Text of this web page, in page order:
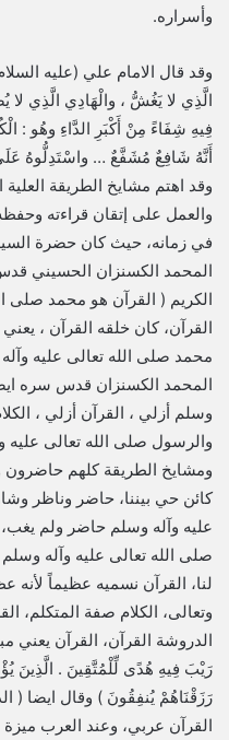
وأسراره.
وقد قال الامام علي (عليه
الَّذِي لا يَغُشُّ ، والْهَادِي الَّذِي
فِيهِ شِفَاءً مِنْ أَكْبَرِ الدَّاءِ وهُو :
أَنَّهُ شَافِعٌ مُشَفَّعٌ … واسْتَدِلُّوهُ
وقد اهتم مشايخ الطريقة العلية
والعمل على إتقان قراءته
في زمانه، حيث كان حضرة
المحمد الكسنزان الحسيني
الكريم ( القرآن هو محمد صلى
القرآن، كان خلقه القرآن ،
محمد صلى الله تعالى عليه
المحمد الكسنزان قدس سره
وسلم أزلي ، القرآن أزلي ،
والرسول صلى الله تعالى عليه
ومشايخ الطريقة كلهم حاضرون
كائن حي بيننا، حاضر وناظر
عليه وآله وسلم حاضر ولم يغب،
صلى الله تعالى عليه وآله
لنا، القرآن نسميه عظيماً لأنه
وتعالى، الكلام صفة المتكلم،
الدروشة القرآن، القرآن يعني
رَيْبَ فِيهِ هُدًى لِّلْمُتَّقِينَ . الَّذِينَ
رَزَقْنَاهُمْ يُنفِقُونَ ) وقال ايضا (
القرآن عربي، وعند العرب ميزة